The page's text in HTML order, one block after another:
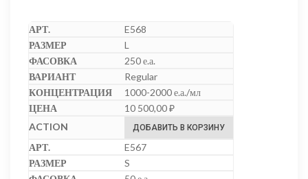
E568
L
250 е.а.
Regular
1000-2000 е.а./мл
10 500,00₽
ДОБАВИТЬ В КОРЗИНУ
E567
S